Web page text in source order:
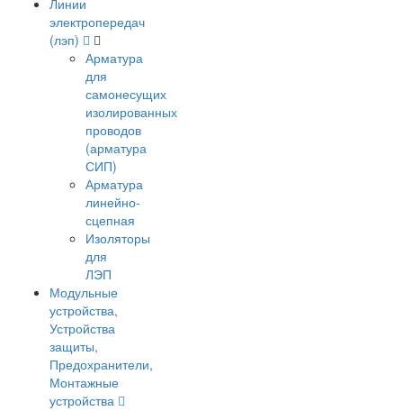
Линии
электропередач
(лэп)
Арматура
для
самонесущих
изолированных
проводов
(арматура
СИП)
Арматура
линейно-
сцепная
Изоляторы
для
ЛЭП
Модульные
устройства,
Устройства
защиты,
Предохранители,
Монтажные
устройства